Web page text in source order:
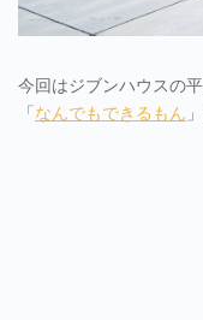
今回はジブンハウスの
「なんでもできるもん